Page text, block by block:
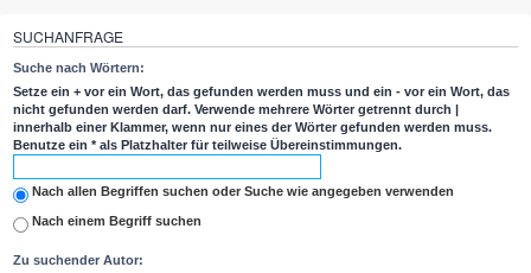
SUCHANFRAGE
Suche nach Wörtern:
Setze ein + vor ein Wort, das gefunden werden muss und ein - vor ein Wort, das
nicht gefunden werden darf. Verwende mehrere Wörter getrennt durch |
innerhalb einer Klammer, wenn nur eines der Wörter gefunden werden muss.
Benutze ein * als Platzhalter für teilweise Übereinstimmungen.
Nach allen Begriffen suchen oder Suche wie angegeben verwenden
Nach einem Begriff suchen
Zu suchender Autor: